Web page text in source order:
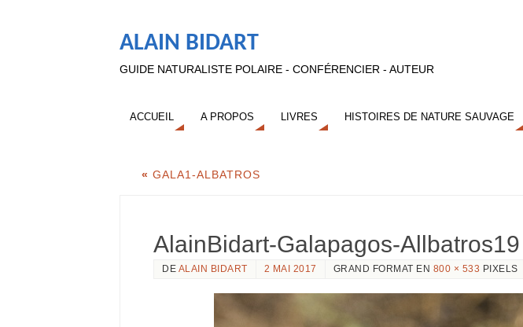
ALAIN BIDART
GUIDE NATURALISTE POLAIRE - CONFÉRENCIER - AUTEUR
ACCUEIL A PROPOS LIVRES HISTOIRES DE NATURE SAUVAGE
« GALA1-ALBATROS
AlainBidart-Galapagos-Allbatros19
DE ALAIN BIDART 2 MAI 2017 GRAND FORMAT EN 800 × 533 PIXELS